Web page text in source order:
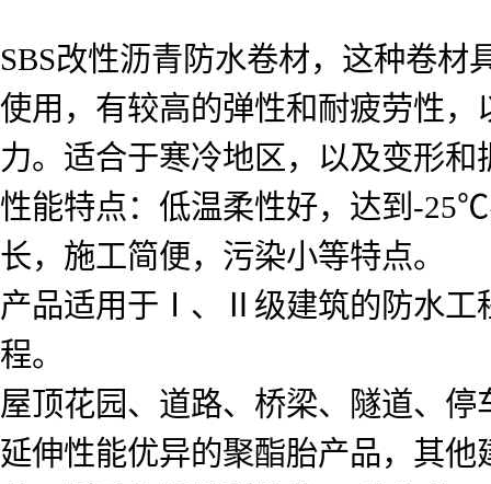
SBS改性沥青防水卷材，这种卷
使用，有较高的弹性和耐疲劳性
力。适合于寒冷地区，以及变形
性能特点：低温柔性好，达到-
长，施工简便，污染小等特点。
产品适用于Ⅰ、Ⅱ级建筑的防水工
程。
屋顶花园、道路、桥梁、隧道、
延伸性能优异的聚酯胎产品，其他